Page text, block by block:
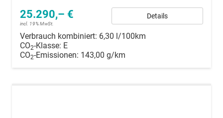
25.290,– €
incl. 19% MwSt.
Details
Verbrauch kombiniert: 6,30 l/100km
CO2-Klasse: E
CO2-Emissionen: 143,00 g/km